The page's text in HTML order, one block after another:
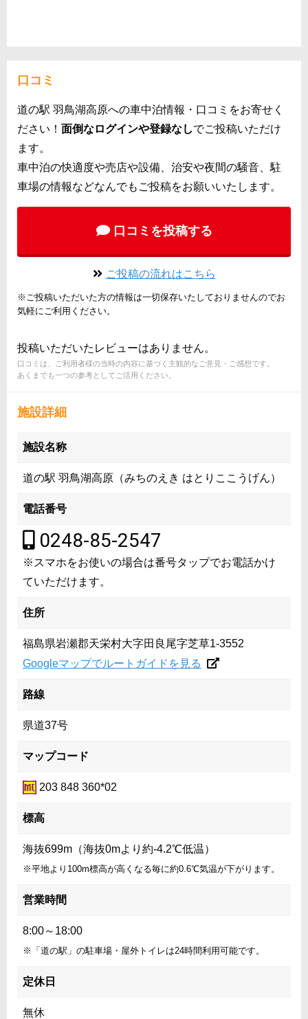
口コミ
道の駅 羽鳥湖高原への車中泊情報・口コミをお寄せく
ださい！ 面倒なログインや登録なしでご投稿いただけ
ます。
車中泊の快適度や売店や設備、治安や夜間の騒音、駐
車場の情報などなんでもご投稿をお願いいたします。
口コミを投稿する
ご投稿の流れはこちら
※ご投稿いただいた方の情報は一切保存いたしておりませんのでお
気軽にご利用ください。
投稿いただいたレビューはありません。
口コミは、ご利用者様の当時の内容に基づく主観的なご意見・ご感想です。
あくまでも一つの参考としてご活用ください。
施設詳細
施設名称
道の駅 羽鳥湖高原（みちのえき はとりここうげん）
電話番号
0248-85-2547
※スマホをお使いの場合は番号タップでお電話かけ
ていただけます。
住所
福島県岩瀬郡天栄村大字田良尾字芝草1-3552
Googleマップでルートガイドを見る
路線
県道37号
マップコード
203 848 360*02
標高
海抜699m（海抜0mより約-4.2℃低温）
※平地より100m標高が高くなる毎に約0.6℃気温が下がります。
営業時間
8:00～18:00
※「道の駅」の駐車場・屋外トイレは24時間利用可能です。
定休日
無休